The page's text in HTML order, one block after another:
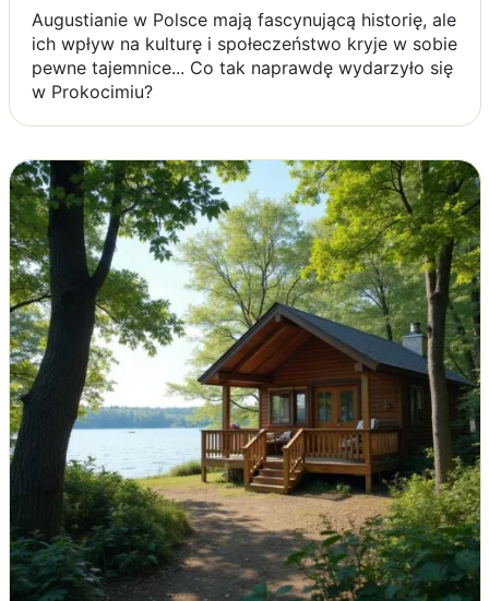
Augustianie w Polsce mają fascynującą historię, ale
ich wpływ na kulturę i społeczeństwo kryje w sobie
pewne tajemnice... Co tak naprawdę wydarzyło się
w Prokocimiu?